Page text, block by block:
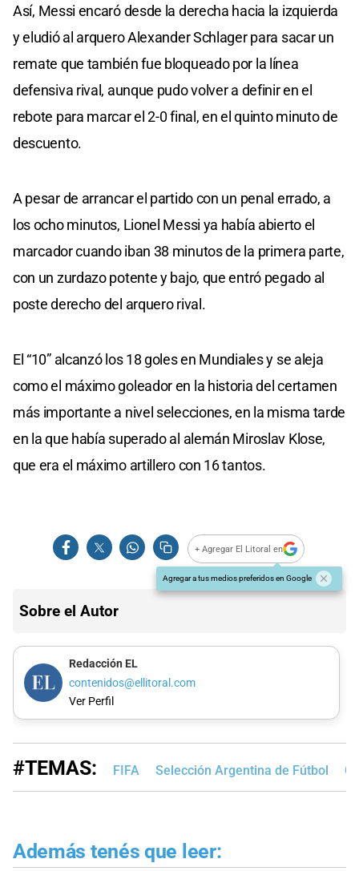
Así, Messi encaró desde la derecha hacia la izquierda
y eludió al arquero Alexander Schlager para sacar un
remate que también fue bloqueado por la línea
defensiva rival, aunque pudo volver a definir en el
rebote para marcar el 2-0 final, en el quinto minuto de
descuento.
A pesar de arrancar el partido con un penal errado, a
los ocho minutos, Lionel Messi ya había abierto el
marcador cuando iban 38 minutos de la primera parte,
con un zurdazo potente y bajo, que entró pegado al
poste derecho del arquero rival.
El “10” alcanzó los 18 goles en Mundiales y se aleja
como el máximo goleador en la historia del certamen
más importante a nivel selecciones, en la misma tarde
en la que había superado al alemán Miroslav Klose,
que era el máximo artillero con 16 tantos.
+ Agregar El Litoral en
Agregar a tus medios preferidos en Google
Sobre el Autor
Redacción EL
contenidos@ellitoral.com
Ver Perfil
#TEMAS: FIFA Selección Argentina de Fútbol
Además tenés que leer: